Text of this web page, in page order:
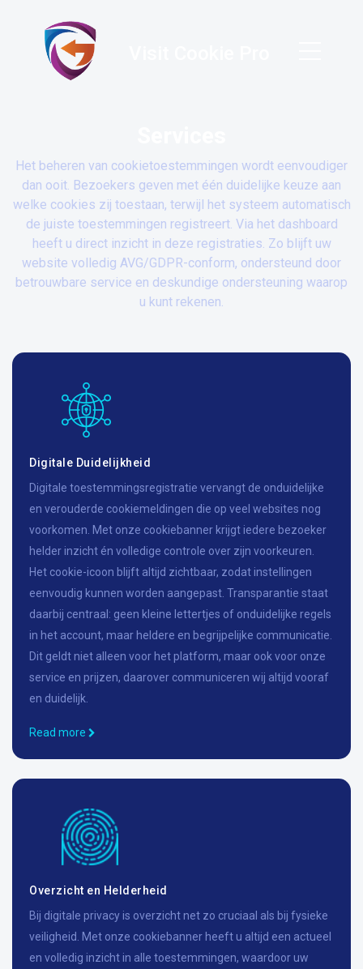
Het beheren van cookietoestemmingen wordt eenvoudiger
dan ooit. Bezoekers geven met één duidelijke keuze aan
welke cookies zij toestaan, terwijl het systeem automatisch
de juiste toestemmingen registreert. Via het dashboard
heeft u direct inzicht in deze registraties. Zo blijft uw
website volledig AVG/GDPR-conform, ondersteund door
betrouwbare service en deskundige ondersteuning waarop
u kunt rekenen.
Digitale Duidelijkheid
Digitale toestemmingsregistratie vervangt de onduidelijke
en verouderde cookiemeldingen die op veel websites nog
voorkomen. Met onze cookiebanner krijgt iedere bezoeker
helder inzicht én volledige controle over zijn voorkeuren.
Het cookie-icoon blijft altijd zichtbaar, zodat instellingen
eenvoudig kunnen worden aangepast. Transparantie staat
daarbij centraal: geen kleine lettertjes of onduidelijke regels
in het account, maar heldere en begrijpelijke communicatie.
Dit geldt niet alleen voor het platform, maar ook voor onze
service en prijzen, daarover communiceren wij altijd vooraf
en duidelijk.
Read more
Overzicht en Helderheid
Bij digitale privacy is overzicht net zo cruciaal als bij fysieke
veiligheid. Met onze cookiebanner heeft u altijd een actueel
en volledig inzicht in alle toestemmingen, waardoor uw